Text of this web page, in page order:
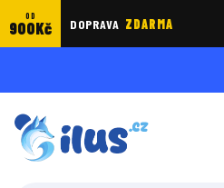
OD
900Kč DOPRAVA ZDARMA